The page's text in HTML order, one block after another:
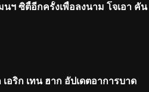
นฯ ซิตี้อีกครั้งเพื่อลงนาม โจเอา คัน
อริก เทน ฮาก อัปเดตอาการบาด